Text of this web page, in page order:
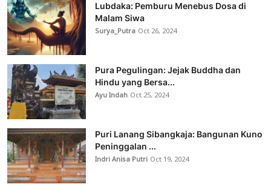
Lubdaka: Pemburu Menebus Dosa di
Malam Siwa
Surya_Putra Oct 26, 2024
Pura Pegulingan: Jejak Buddha dan
Hindu yang Bersa...
Ayu Indah Oct 25, 2024
Puri Lanang Sibangkaja: Bangunan Kuno
Peninggalan ...
Indri Anisa Putri Oct 19, 2024